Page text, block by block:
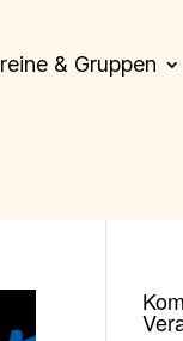
& Gruppen